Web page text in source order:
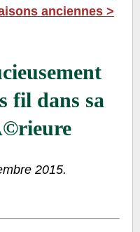
anciennes>
fil dans sa
2015.